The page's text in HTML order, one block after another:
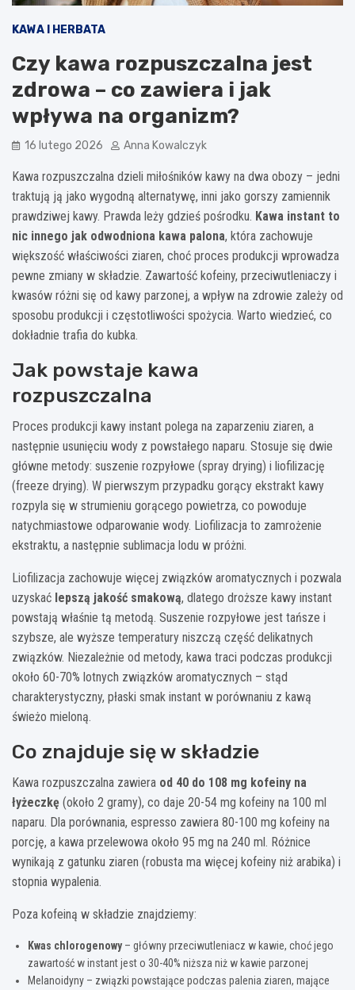
KAWA I HERBATA
Czy kawa rozpuszczalna jest
zdrowa – co zawiera i jak
wpływa na organizm?
16 lutego 2026 Anna Kowalczyk
Kawa rozpuszczalna dzieli miłośników kawy na dwa obozy – jedni
traktują ją jako wygodną alternatywę, inni jako gorszy zamiennik
prawdziwej kawy. Prawda leży gdzieś pośrodku. Kawa instant to
nic innego jak odwodniona kawa palona, która zachowuje
większość właściwości ziaren, choć proces produkcji wprowadza
pewne zmiany w składzie. Zawartość kofeiny, przeciwutleniaczy i
kwasów różni się od kawy parzonej, a wpływ na zdrowie zależy od
sposobu produkcji i częstotliwości spożycia. Warto wiedzieć, co
dokładnie trafia do kubka.
Jak powstaje kawa
rozpuszczalna
Proces produkcji kawy instant polega na zaparzeniu ziaren, a
następnie usunięciu wody z powstałego naparu. Stosuje się dwie
główne metody: suszenie rozpyłowe (spray drying) i liofilizację
(freeze drying). W pierwszym przypadku gorący ekstrakt kawy
rozpyla się w strumieniu gorącego powietrza, co powoduje
natychmiastowe odparowanie wody. Liofilizacja to zamrożenie
ekstraktu, a następnie sublimacja lodu w próżni.
Liofilizacja zachowuje więcej związków aromatycznych i pozwala
uzyskać lepszą jakość smakową, dlatego droższe kawy instant
powstają właśnie tą metodą. Suszenie rozpyłowe jest tańsze i
szybsze, ale wyższe temperatury niszczą część delikatnych
związków. Niezależnie od metody, kawa traci podczas produkcji
około 60-70% lotnych związków aromatycznych – stąd
charakterystyczny, płaski smak instant w porównaniu z kawą
świeżo mieloną.
Co znajduje się w składzie
Kawa rozpuszczalna zawiera od 40 do 108 mg kofeiny na
łyżeczkę (około 2 gramy), co daje 20-54 mg kofeiny na 100 ml
naparu. Dla porównania, espresso zawiera 80-100 mg kofeiny na
porcję, a kawa przelewowa około 95 mg na 240 ml. Różnice
wynikają z gatunku ziaren (robusta ma więcej kofeiny niż arabika) i
stopnia wypalenia.
Poza kofeiną w składzie znajdziemy:
Kwas chlorogenowy– główny przeciwutleniacz w kawie, choć jego
zawartość w instant jest o 30-40% niższa niż w kawie parzonej
Melanoidyny – związki powstające podczas palenia ziaren, mające